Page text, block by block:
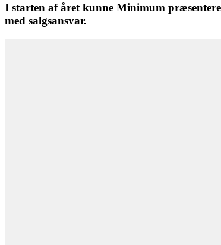
I starten af året kunne Minimum
med salgsansvar.